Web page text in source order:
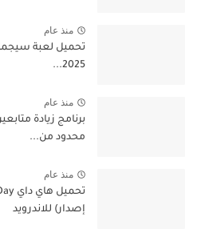
منذ عام
2025...
منذ عام
محدود من...
منذ عام
إصدار) للاندرويد